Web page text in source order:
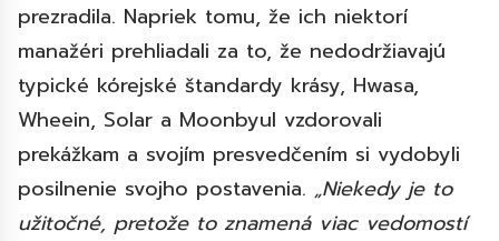
prezradila. Napriek tomu, že ich niektorí
manažéri prehliadali za to, že nedodržiavajú
typické kórejské štandardy krásy, Hwasa,
Wheein, Solar a Moonbyul vzdorovali
prekážkam a svojím presvedčením si vydobyli
posilnenie svojho postavenia. „Niekedy je to
užitočné, pretože to znamená viac vedomostí